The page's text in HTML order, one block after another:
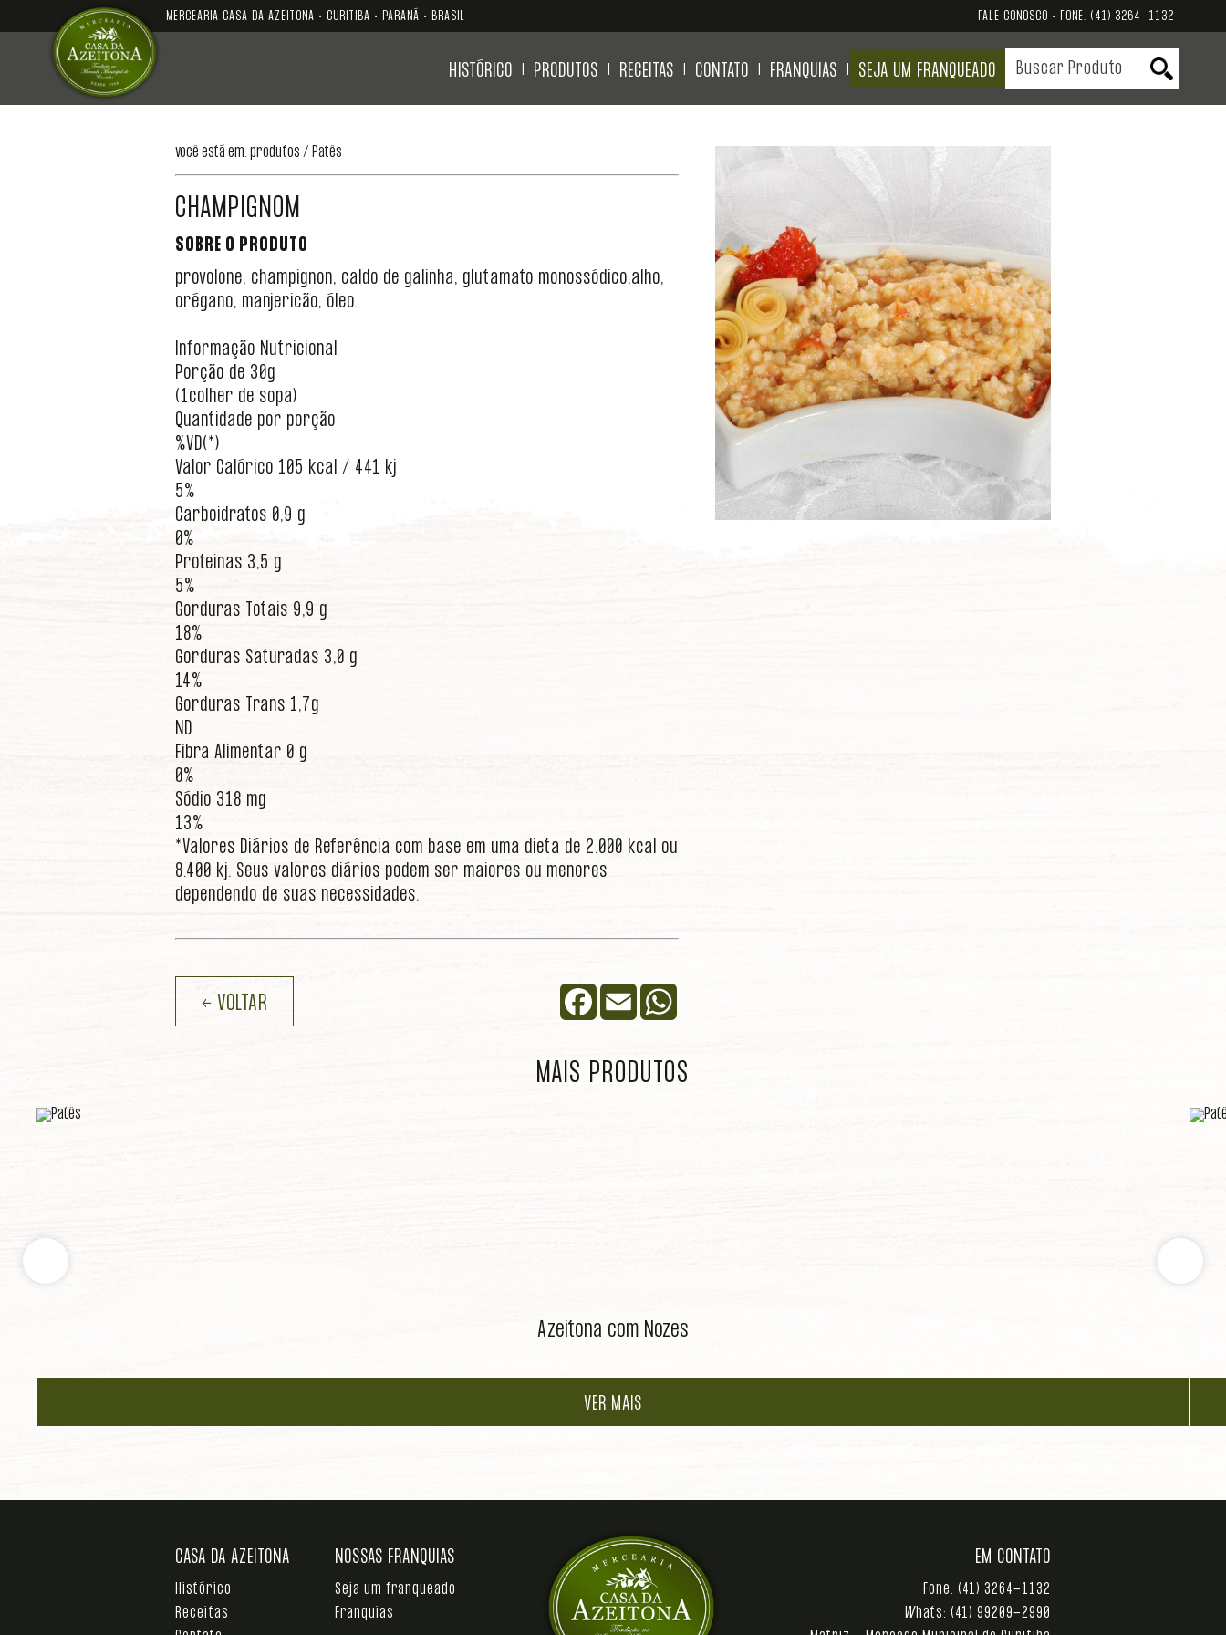
MERCEARIA CASA DA AZEITONA • CURITIBA • PARANÁ • BRASIL FALE CONOSCO • FONE: (41) 3264-1132
HISTÓRICO PRODUTOS RECEITAS CONTATO FRANQUIAS SEJA UM FRANQUEADO
você está em: produtos / Patês
CHAMPIGNOM
SOBRE O PRODUTO
provolone, champignon, caldo de galinha, glutamato monossódico,alho,
orégano, manjericão, óleo.
Informação Nutricional
Porção de 30g
(1colher de sopa)
Quantidade por porção
%VD(*)
Valor Calórico 105 kcal / 441 kj
5%
Carboidratos 0,9 g
0%
Proteinas 3,5 g
5%
Gorduras Totais 9,9 g
18%
Gorduras Saturadas 3,0 g
14%
Gorduras Trans 1,7g
ND
Fibra Alimentar 0 g
0%
Sódio 318 mg
13%
*Valores Diários de Referência com base em uma dieta de 2.000 kcal ou
8.400 kj. Seus valores diários podem ser maiores ou menores
dependendo de suas necessidades.
← VOLTAR
FacebookEmail
MAIS PRODUTOS
Azeitona com Nozes
VER MAIS
CASA DA AZEITONA
Histórico
Receitas
NOSSAS FRANQUIAS
Seja um franqueado
Franquias
EM CONTATO
Fone: (41) 3264-1132
Whats: (41) 99209-2990